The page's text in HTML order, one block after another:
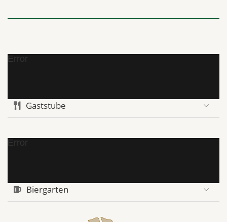
Error
Gaststube
Error
Biergarten